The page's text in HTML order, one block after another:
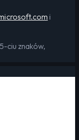
i
ciu znaków,